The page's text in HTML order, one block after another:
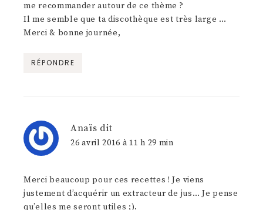
me recommander autour de ce thème ?
Il me semble que ta discothèque est très large …
Merci & bonne journée,
RÉPONDRE
Anaïs dit
26 avril 2016 à 11 h 29 min
Merci beaucoup pour ces recettes ! Je viens
justement d’acquérir un extracteur de jus… Je pense
qu’elles me seront utiles ;).